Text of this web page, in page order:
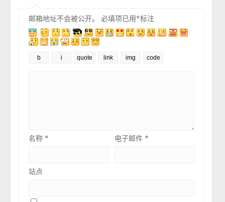
邮箱地址不会被公开。 必填项已用*标注
名称* 电子邮件*
站点